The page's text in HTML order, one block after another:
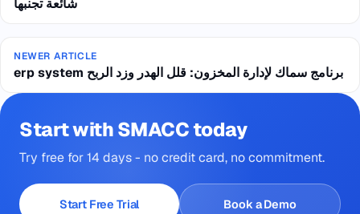
شائعة تجنبها
NEWER ARTICLE
erp system برنامج سماك لإدارة المخزون: قلل الهدر وزد الربح
Start with SMACC today
Try free for 14 days - no credit card, no commitment.
Start Free Trial Book a Demo